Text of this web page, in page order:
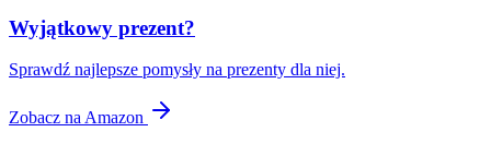
Wyjątkowy prezent?
Sprawdź najlepsze pomysły na prezenty dla niej.
Zobacz na Amazon